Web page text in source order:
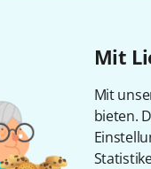
Mit
Mit
bieten.